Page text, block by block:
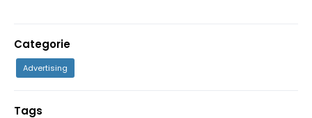
Categorie
Advertising
Tags